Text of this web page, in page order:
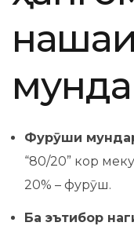
нақшаи
Фурӯши
“80/20” кор
20% – фурӯш.
Ба эътибор